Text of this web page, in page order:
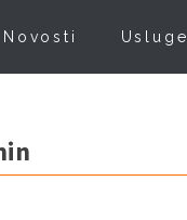
Novosti Usluge